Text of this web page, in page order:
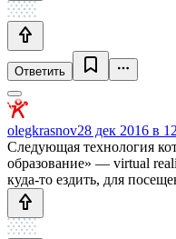
Ответить
olegkrasnov28 дек 2016 в
Следующая технология
образование» — virtual
куда-то ездить, для